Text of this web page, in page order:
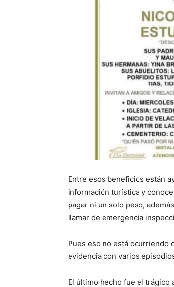
Entre esos beneficios están
información turística y
pagar ni un solo peso,
llamar de emergencia
Pues eso no está ocurriendo
evidencia con varios
El último hecho fue el trágico